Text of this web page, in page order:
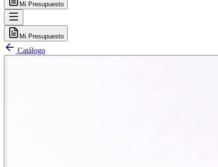
Mi Presupuesto
Mi Presupuesto
Catálogo